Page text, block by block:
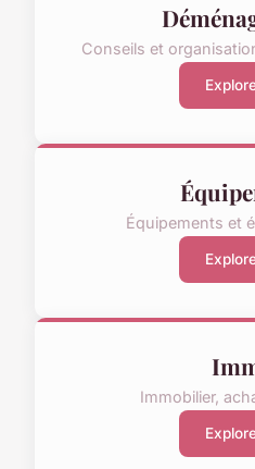
Conseils et
Équipements et
Immobilier,